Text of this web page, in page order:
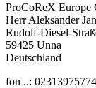
ProCoReX Europe
Herr Aleksander
Rudolf-Diesel-
59425 Unna
Deutschland
fon ..: